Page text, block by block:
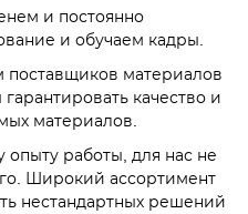
и постоянно
и обучаем кадры.
материалов
качество и
материалов.
опыту работы, для нас не
Широкий ассортимент
нестандартных решений